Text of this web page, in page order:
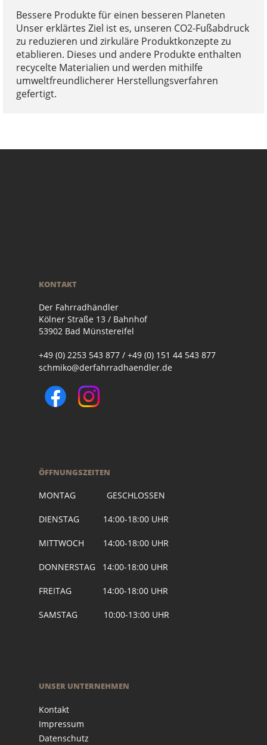
Bessere Produkte für einen besseren Planeten
Unser erklärtes Ziel ist es, unseren CO2-Fußabdruck
zu reduzieren und zirkuläre Produktkonzepte zu
etablieren. Dieses und andere Produkte enthalten
recycelte Materialien und werden mithilfe
umweltfreundlicherer Herstellungsverfahren
gefertigt.
KONTAKT
Der Fahrradhändler
Kölner Straße 13 / Bahnhof
53902 Bad Münstereifel
+49 (0) 2253 543 877 / +49 (0) 151 44 543 877
schmiko@derfahrradhaendler.de
ÖFFNUNGSZEITEN
MONTAG GESCHLOSSEN
DIENSTAG 14:00-18:00 UHR
MITTWOCH 14:00-18:00 UHR
DONNERSTAG 14:00-18:00 UHR
FREITAG 14:00-18:00 UHR
SAMSTAG 10:00-13:00 UHR
UNSER UNTERNEHMEN
Kontakt
Impressum
Datenschutz